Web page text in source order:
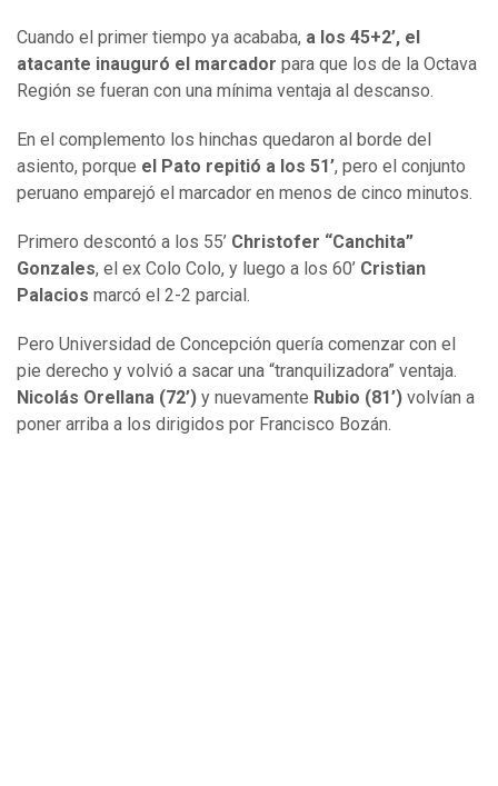
Cuando el primer tiempo ya acababa, a los 45+2’, el
atacante inauguró el marcador para que los de la Octava
Región se fueran con una mínima ventaja al descanso.
En el complemento los hinchas quedaron al borde del
asiento, porque el Pato repitió a los 51’, pero el conjunto
peruano emparejó el marcador en menos de cinco minutos.
Primero descontó a los 55’ Christofer “Canchita”
Gonzales, el ex Colo Colo, y luego a los 60’ Cristian
Palacios marcó el 2-2 parcial.
Pero Universidad de Concepción quería comenzar con el
pie derecho y volvió a sacar una “tranquilizadora” ventaja.
Nicolás Orellana (72’) y nuevamente Rubio (81’) volvían a
poner arriba a los dirigidos por Francisco Bozán.